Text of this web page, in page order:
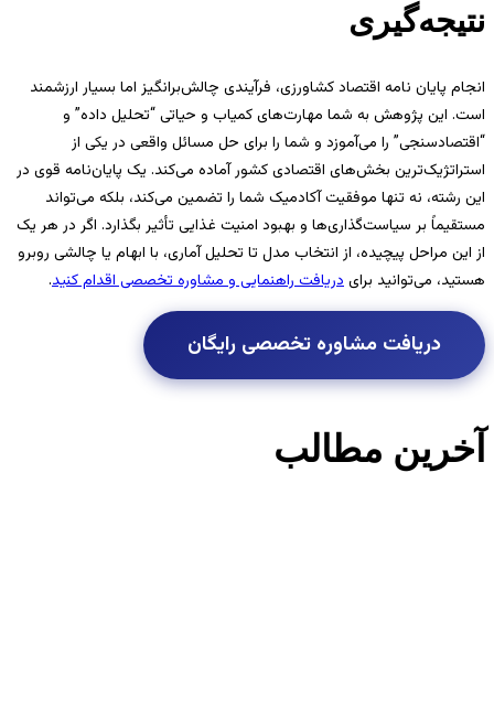
نتیجه‌گیری
انجام پایان نامه اقتصاد کشاورزی، فرآیندی چالش‌برانگیز اما بسیار ارزشمند
است. این پژوهش به شما مهارت‌های کمیاب و حیاتی “تحلیل داده” و
“اقتصادسنجی” را می‌آموزد و شما را برای حل مسائل واقعی در یکی از
استراتژیک‌ترین بخش‌های اقتصادی کشور آماده می‌کند. یک پایان‌نامه قوی در
این رشته، نه تنها موفقیت آکادمیک شما را تضمین می‌کند، بلکه می‌تواند
مستقیماً بر سیاست‌گذاری‌ها و بهبود امنیت غذایی تأثیر بگذارد. اگر در هر یک
از این مراحل پیچیده، از انتخاب مدل تا تحلیل آماری، با ابهام یا چالشی روبرو
هستید، می‌توانید برایدریافت راهنمایی و مشاوره تخصصی اقدام کنید.
دریافت مشاوره تخصصی رایگان
آخرین مطالب